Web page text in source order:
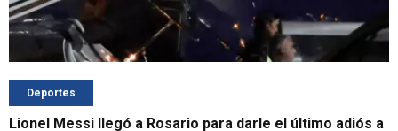
Deportes
Lionel Messi llegó a Rosario para darle el último adiós a